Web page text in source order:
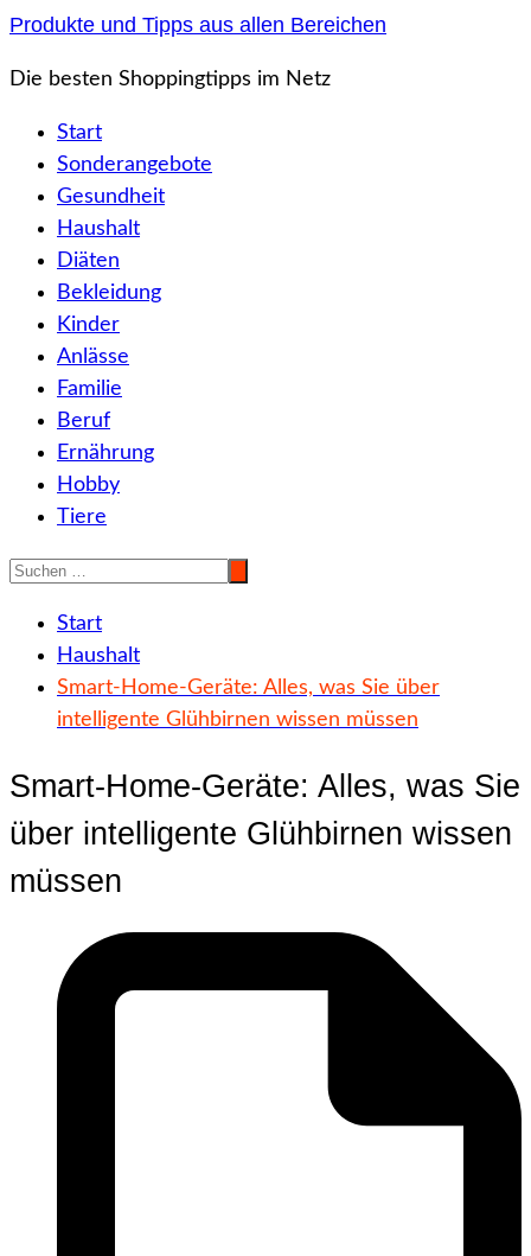
Zum
springen
Produkte und Tipps aus allen Bereichen
Die besten Shoppingtipps im Netz
Start
Sonderangebote
Gesundheit
Haushalt
Diäten
Bekleidung
Kinder
Anlässe
Familie
Beruf
Ernährung
Hobby
Tiere
Start
Haushalt
Smart-Home-Geräte: Alles, was Sie über
intelligente Glühbirnen wissen müssen
Smart-Home-Geräte: Alles, was Sie
über intelligente Glühbirnen wissen
müssen